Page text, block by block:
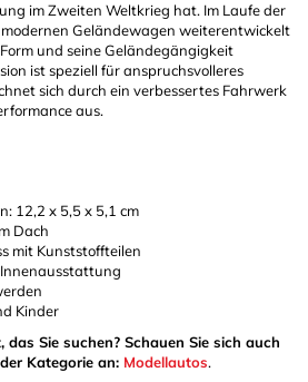
im Zweiten Weltkrieg hat. Im Laufe der
modernen Geländewagen weiterentwickelt
und seine Geländegängigkeit
ist speziell für anspruchsvolleres
sich durch ein verbessertes Fahrwerk
aus.
12,2 x 5,5 x 5,1 cm
Dach
mit Kunststoffteilen
Kinder
Sie suchen? Schauen Sie sich auch
Kategorie an: Modellautos.